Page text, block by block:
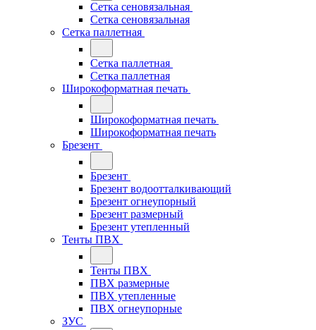
Сетка сеновязальная
Сетка сеновязальная
Сетка паллетная
Сетка паллетная
Сетка паллетная
Широкоформатная печать
Широкоформатная печать
Широкоформатная печать
Брезент
Брезент
Брезент водоотталкивающий
Брезент огнеупорный
Брезент размерный
Брезент утепленный
Тенты ПВХ
Тенты ПВХ
ПВХ размерные
ПВХ утепленные
ПВХ огнеупорные
ЗУС